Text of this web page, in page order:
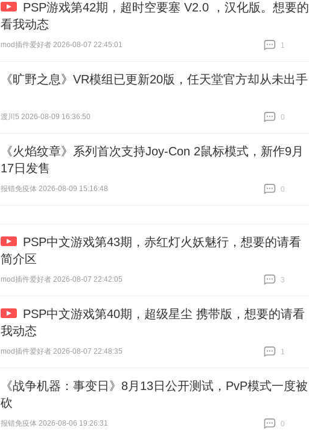
PSP游戏第42期，超时空要塞 V2.0 ，汉化版。想要的
看我动态
mod插件爱好者 2026-08-07 22:45:01
1
《旷野之息》VR模组已更新20版，任天堂官方却从未出手
渡川5 2026-08-09 16:36:50
0
《火焰纹章》系列首次支持Joy-Con 2鼠标模式，新作9月
17日发售
报错免疫体 2026-08-09 15:16:48
0
PSP中文游戏第43期，赤红灯火妖魅行，想要的请看
简介区
mod插件爱好者 2026-08-07 22:42:05
3
PSP中文游戏第40期，超级星尘 携带版，想要的请看
我动态
mod插件爱好者 2026-08-07 22:48:35
1
《战争机器：事变日》8月13日公开测试，PvP模式一度被
砍
报错免疫体 2026-08-06 19:26:31
0